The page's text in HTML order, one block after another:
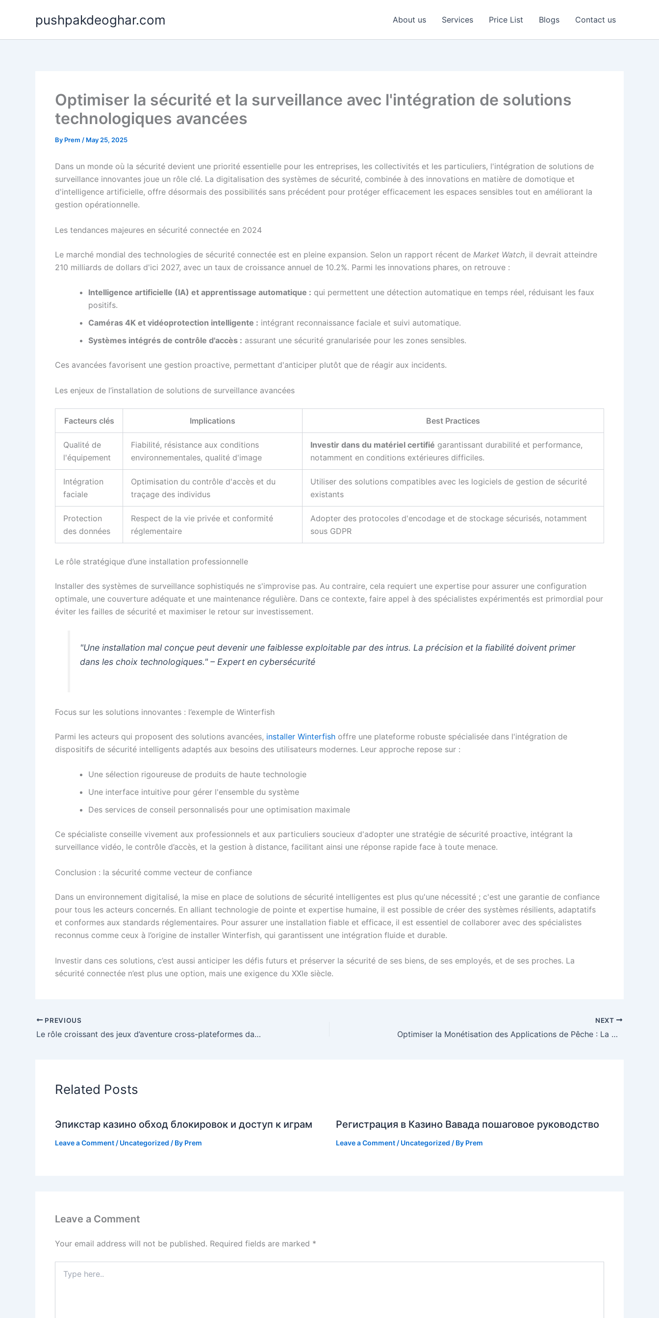
pushpakdeoghar.com About us Services Price List Blogs Contact us
Optimiser la sécurité et la surveillance avec l'intégration de solutions
technologiques avancées
By Prem / May 25, 2025
Dans un monde où la sécurité devient une priorité essentielle pour les entreprises, les collectivités et les particuliers, l'intégration de solutions de
surveillance innovantes joue un rôle clé. La digitalisation des systèmes de sécurité, combinée à des innovations en matière de domotique et
d'intelligence artificielle, offre désormais des possibilités sans précédent pour protéger efficacement les espaces sensibles tout en améliorant la
gestion opérationnelle.
Les tendances majeures en sécurité connectée en 2024
Le marché mondial des technologies de sécurité connectée est en pleine expansion. Selon un rapport récent de Market Watch, il devrait atteindre
210 milliards de dollars d'ici 2027, avec un taux de croissance annuel de 10.2%. Parmi les innovations phares, on retrouve :
Intelligence artificielle (IA) et apprentissage automatique : qui permettent une détection automatique en temps réel, réduisant les faux
positifs.
Caméras 4K et vidéoprotection intelligente : intégrant reconnaissance faciale et suivi automatique.
Systèmes intégrés de contrôle d'accès : assurant une sécurité granularisée pour les zones sensibles.
Ces avancées favorisent une gestion proactive, permettant d'anticiper plutôt que de réagir aux incidents.
Les enjeux de l’installation de solutions de surveillance avancées
Facteurs clés Implications Best Practices
Qualité de
l'équipement
Fiabilité, résistance aux conditions
environnementales, qualité d'image
Investir dans du matériel certifié garantissant durabilité et performance,
notamment en conditions extérieures difficiles.
Intégration
faciale
Optimisation du contrôle d'accès et du
traçage des individus
Utiliser des solutions compatibles avec les logiciels de gestion de sécurité
existants
Protection
des données
Respect de la vie privée et conformité
réglementaire
Adopter des protocoles d'encodage et de stockage sécurisés, notamment
sous GDPR
Le rôle stratégique d’une installation professionnelle
Installer des systèmes de surveillance sophistiqués ne s'improvise pas. Au contraire, cela requiert une expertise pour assurer une configuration
optimale, une couverture adéquate et une maintenance régulière. Dans ce contexte, faire appel à des spécialistes expérimentés est primordial pour
éviter les failles de sécurité et maximiser le retour sur investissement.
"Une installation mal conçue peut devenir une faiblesse exploitable par des intrus. La précision et la fiabilité doivent primer
dans les choix technologiques." – Expert en cybersécurité
Focus sur les solutions innovantes : l’exemple de Winterfish
Parmi les acteurs qui proposent des solutions avancées, installer Winterfish offre une plateforme robuste spécialisée dans l'intégration de
dispositifs de sécurité intelligents adaptés aux besoins des utilisateurs modernes. Leur approche repose sur :
Une sélection rigoureuse de produits de haute technologie
Une interface intuitive pour gérer l'ensemble du système
Des services de conseil personnalisés pour une optimisation maximale
Ce spécialiste conseille vivement aux professionnels et aux particuliers soucieux d'adopter une stratégie de sécurité proactive, intégrant la
surveillance vidéo, le contrôle d’accès, et la gestion à distance, facilitant ainsi une réponse rapide face à toute menace.
Conclusion : la sécurité comme vecteur de confiance
Dans un environnement digitalisé, la mise en place de solutions de sécurité intelligentes est plus qu'une nécessité ; c'est une garantie de confiance
pour tous les acteurs concernés. En alliant technologie de pointe et expertise humaine, il est possible de créer des systèmes résilients, adaptatifs
et conformes aux standards réglementaires. Pour assurer une installation fiable et efficace, il est essentiel de collaborer avec des spécialistes
reconnus comme ceux à l’origine de installer Winterfish, qui garantissent une intégration fluide et durable.
Investir dans ces solutions, c’est aussi anticiper les défis futurs et préserver la sécurité de ses biens, de ses employés, et de ses proches. La
sécurité connectée n’est plus une option, mais une exigence du XXIe siècle.
PREVIOUS
Le rôle croissant des jeux d’aventure cross-plateformes dans l’industrie du jeu vidéo
NEXT
Optimiser la Monétisation des Applications de Pêche : La Mobilité Comme Clé de l'Innovation
Related Posts
Эпикстар казино обход блокировок и доступ к играм
Leave a Comment / Uncategorized / By Prem
Регистрация в Казино Вавада пошаговое руководство
Leave a Comment / Uncategorized / By Prem
Leave a Comment
Your email address will not be published. Required fields are marked *
here..